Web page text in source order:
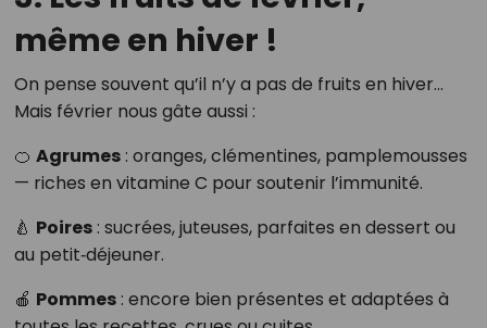
même en hiver !
On pense souvent qu’il n’y a pas de fruits en hiver…
Mais février nous gâte aussi :
🍊 Agrumes: oranges, clémentines, pamplemousses
— riches en vitamine C pour soutenir l’immunité.
🍐 Poires: sucrées, juteuses, parfaites en dessert ou
au petit‑déjeuner.
🍎 Pommes: encore bien présentes et adaptées à